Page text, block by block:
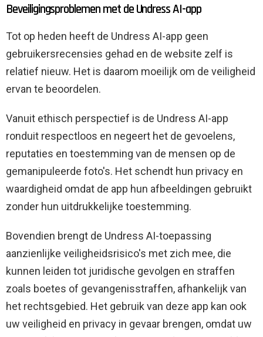
Beveiligingsproblemen met de Undress AI-app
Tot op heden heeft de Undress AI-app geen
gebruikersrecensies gehad en de website zelf is
relatief nieuw. Het is daarom moeilijk om de veiligheid
ervan te beoordelen.
Vanuit ethisch perspectief is de Undress AI-app
ronduit respectloos en negeert het de gevoelens,
reputaties en toestemming van de mensen op de
gemanipuleerde foto's. Het schendt hun privacy en
waardigheid omdat de app hun afbeeldingen gebruikt
zonder hun uitdrukkelijke toestemming.
Bovendien brengt de Undress AI-toepassing
aanzienlijke veiligheidsrisico's met zich mee, die
kunnen leiden tot juridische gevolgen en straffen
zoals boetes of gevangenisstraffen, afhankelijk van
het rechtsgebied. Het gebruik van deze app kan ook
uw veiligheid en privacy in gevaar brengen, omdat uw